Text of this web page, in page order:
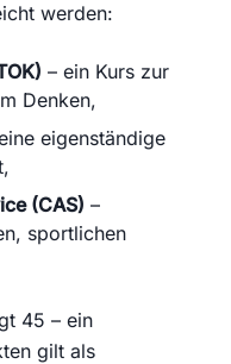
werden:
– ein Kurs zur
Denken,
eigenständige
(CAS) –
sportlichen
45 – ein
gilt als